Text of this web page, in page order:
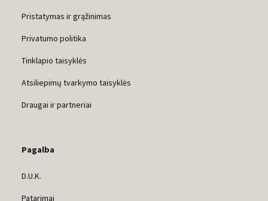
Pristatymas ir grąžinimas
Privatumo politika
Tinklapio taisyklės
Atsiliepimų tvarkymo taisyklės
Draugai ir partneriai
Pagalba
D.U.K.
Patarimai